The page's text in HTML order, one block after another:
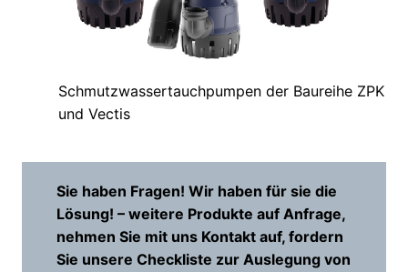
Schmutzwassertauchpumpen der Baureihe ZPK
und Vectis
Sie haben Fragen! Wir haben für sie die
Lösung! – weitere Produkte auf Anfrage,
nehmen Sie mit uns Kontakt auf, fordern
Sie unsere Checkliste zur Auslegung von